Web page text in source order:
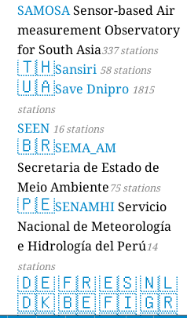
SAMOSASensor-based Air
measurement Observatory
for South Asia337 stations
🇹🇭Sansiri 58 stations
🇺🇦Save Dnipro 1815
stations
SEEN 16 stations
🇧🇷SEMA_AM
Secretaria de Estado de
Meio Ambiente75 stations
🇵🇪SENAMHIServicio
Nacional de Meteorología
e Hidrología del Perú14
stations
🇩🇪🇫🇷🇪🇸🇳🇱
🇩🇰🇧🇪🇫🇮🇬🇷